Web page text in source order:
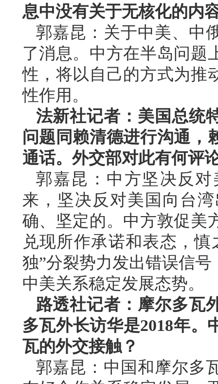
息中没有关于无核化的内
郭嘉昆：关于中美、中
了消息。中方在半岛问题
性，将以自己的方式为推
性作用。
法新社记者：美国总统
问题同赖清德进行沟通，
通话。外交部对此有何评
郭嘉昆：中方坚决反
来，坚决反对美国向台
确、坚定的。中方敦促美
兑现所作承诺和表态，
独”分裂势力发出错误信
中美关系稳定发展态势。
路透社记者：摩尔多瓦
多瓦外长访华是2018年
瓦的外交接触？
郭嘉昆：中国和摩尔多